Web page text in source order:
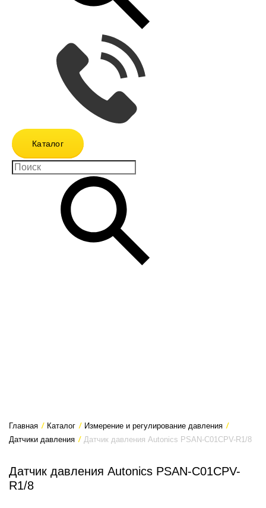
Каталог
Главная / Каталог / Измерение и регулирование давления /
Датчики давления / Датчик давления Autonics PSAN-C01CPV-R1/8
Датчик давления Autonics PSAN-C01CPV-
R1/8